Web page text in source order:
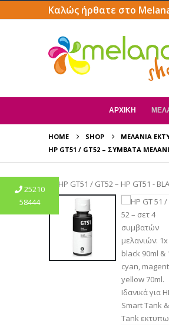
Καλώς ήρθατε στο
ΑΡΧΙΚΗ
HOME SHOP ΜΕΛΆΝΙΑ
HP GT51 / GT52 – ΣΥΜΒΑΤΆ
25210
58444